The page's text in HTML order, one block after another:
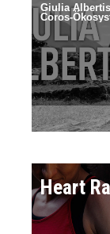
Giulia
Coros-
Heart